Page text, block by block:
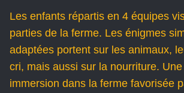
Les enfants répartis en 4 équipes
parties de la ferme. Les énigmes
adaptées portent sur les animaux,
cri, mais aussi sur la nourriture.
immersion dans la ferme favorisée